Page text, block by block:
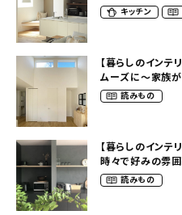
た場所〜家族が自
（
キッチン
【暮らしのインテ
ムーズに〜家族
（______saki_713
読みもの
【暮らしのインテ
時々で好みの雰
〜インテリアを
さん）
読みもの